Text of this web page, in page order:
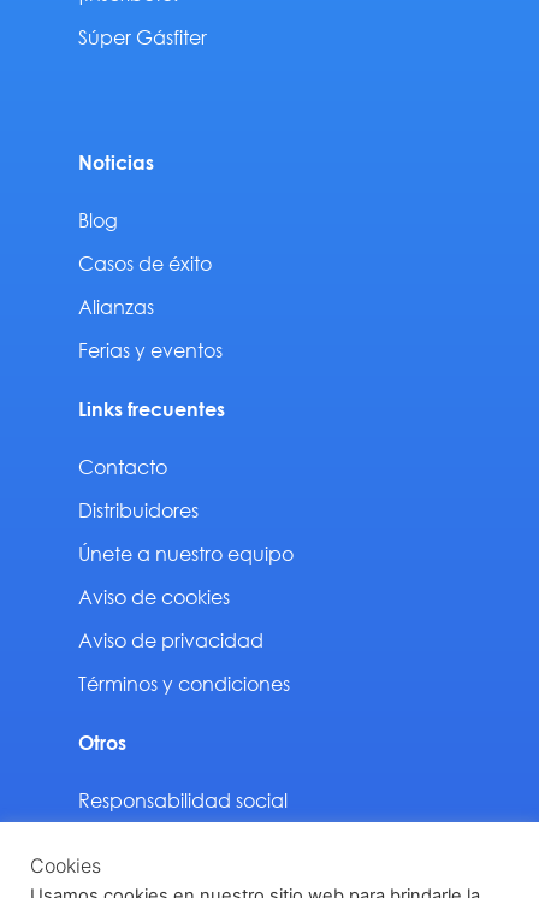
Súper Gásfiter
Noticias
Blog
Casos de éxito
Alianzas
Ferias y eventos
Links frecuentes
Contacto
Distribuidores
Únete a nuestro equipo
Aviso de cookies
Aviso de privacidad
Términos y condiciones
Otros
Responsabilidad social
Descargas
Cookies